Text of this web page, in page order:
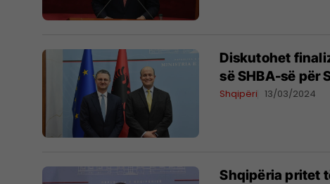
Diskutohet
së SHBA-së për
Shqipëri 13/03/2024
Shqipëria pritet